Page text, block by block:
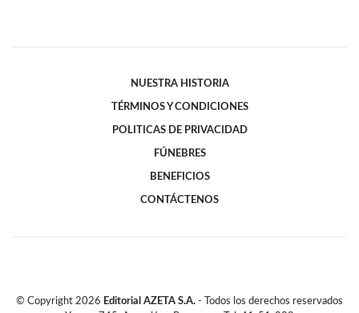
NUESTRA HISTORIA
TÉRMINOS Y CONDICIONES
POLITICAS DE PRIVACIDAD
FÚNEBRES
BENEFICIOS
CONTÁCTENOS
© Copyright 2026 Editorial AZETA S.A. - Todos los derechos reservados